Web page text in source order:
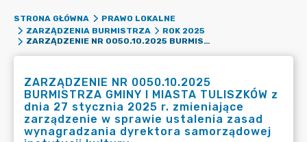
STRONA GŁÓWNA
PRAWO LOKALNE
ZARZĄDZENIA BURMISTRZA
ROK 2025
ZARZĄDZENIE NR 0050.10.2025 BURMISTRZA GMINY I MIASTA TULISZKÓW Z DNIA 27 STYCZNIA 2025 R. ZMIENIAJĄCE ZARZĄDZENIE W SPRAWIE USTALENIA ZASAD WYNAGRADZANIA DYREKTORA SAMORZĄDOWEJ INSTYTUCJI KULTURY
ZARZĄDZENIE NR 0050.10.2025
BURMISTRZA GMINY I MIASTA TULISZKÓW z
dnia 27 stycznia 2025 r. zmieniające
zarządzenie w sprawie ustalenia zasad
wynagradzania dyrektora samorządowej